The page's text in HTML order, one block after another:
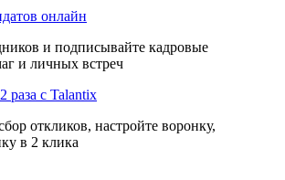
онлайн
и подписывайте кадровые
и личных встреч
раза с Talantix
откликов, настройте воронку,
в 2 клика